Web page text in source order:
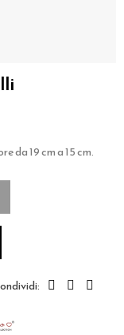
da 19 cm a 15 cm.